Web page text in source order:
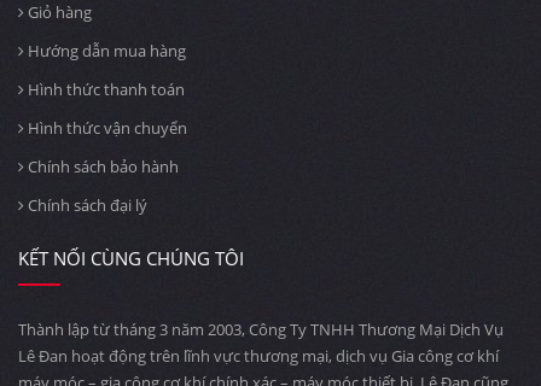
Giỏ hàng
Hướng dẫn mua hàng
Hình thức thanh toán
Hình thức vận chuyển
Chính sách bảo hành
Chính sách đại lý
KẾT NỐI CÙNG CHÚNG TÔI
Thành lập từ tháng 3 năm 2003, Công Ty TNHH Thương Mại Dịch Vụ
Lê Đan hoạt động trên lĩnh vực thương mại, dịch vụ Gia công cơ khí